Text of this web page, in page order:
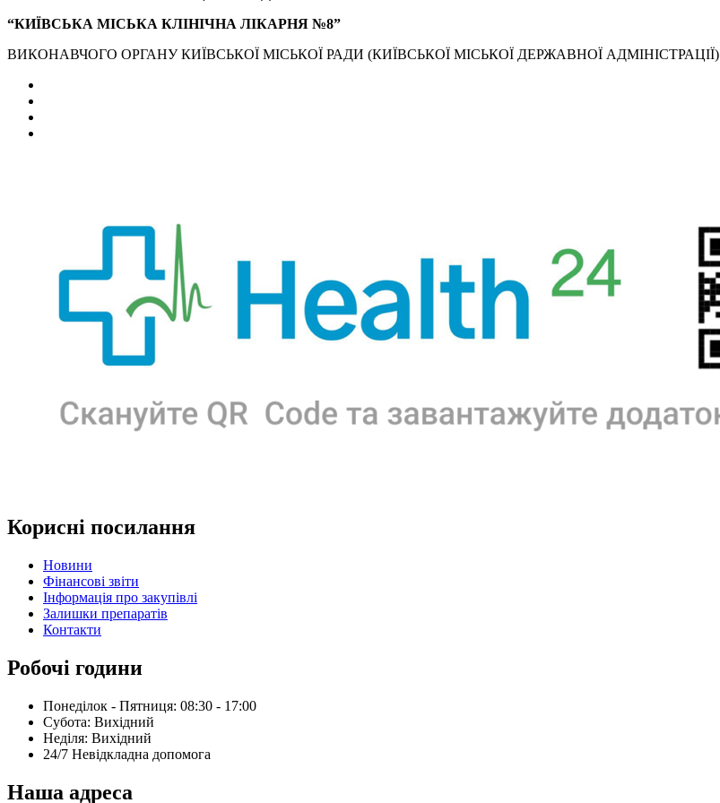
“КИЇВСЬКА МІСЬКА КЛІНІЧНА ЛІКАРНЯ №8”
ВИКОНАВЧОГО ОРГАНУ КИЇВСЬКОЇ МІСЬКОЇ РАДИ (КИЇВСЬКОЇ МІСЬКОЇ ДЕРЖАВНОЇ АДМІНІСТРАЦІЇ)
Корисні посилання
Новини
Фінансові звіти
Інформація про закупівлі
Залишки препаратів
Контакти
Робочі години
Понеділок - Пятниця: 08:30 - 17:00
Субота: Вихідний
Нeділя: Вихідний
24/7 Невідкладна допомога
Наша адреса